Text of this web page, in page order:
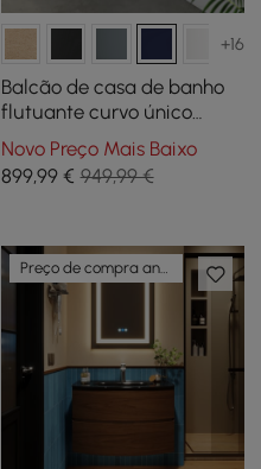
+16
Balcão de casa de banho
flutuante curvo único
azul-marinho de 89 cm
com lavatório e arrumação
Novo Preço Mais Baixo
899,99€ 949,99 €
Preço de compra antecipada